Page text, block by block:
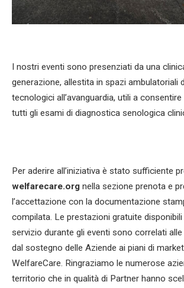
I nostri eventi sono presenziati da una
generazione, allestita in spazi ambulatoriali
tecnologici all’avanguardia, utili a
tutti gli esami di diagnostica senologica
Per aderire all’iniziativa è stato sufficiente
welfarecare.org nella sezione prenota e
l’accettazione con la documentazione
compilata. Le prestazioni gratuite disponibili
servizio durante gli eventi sono correlati
dal sostegno delle Aziende ai piani di
WelfareCare. Ringraziamo le numerose
territorio che in qualità di Partner hanno